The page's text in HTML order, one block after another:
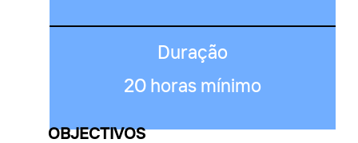
Duração
20 horas mínimo
OBJECTIVOS